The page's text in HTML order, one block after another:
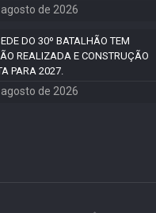
de 2026
DO 30º BATALHÃO TEM
REALIZADA E CONSTRUÇÃO
PARA 2027.
de 2026